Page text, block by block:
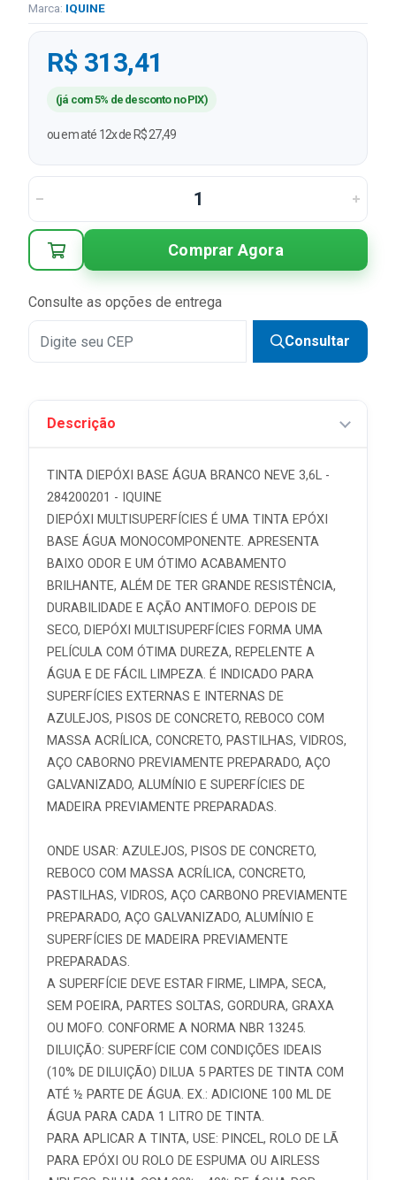
Marca: IQUINE
R$ 313,41
(já com 5% de desconto no PIX)
ou em até 12x de R$ 27,49
Comprar Agora
Consulte as opções de entrega
Consultar
Descrição
TINTA DIEPÓXI BASE ÁGUA BRANCO NEVE 3,6L -
284200201 - IQUINE
DIEPÓXI MULTISUPERFÍCIES É UMA TINTA EPÓXI
BASE ÁGUA MONOCOMPONENTE. APRESENTA
BAIXO ODOR E UM ÓTIMO ACABAMENTO
BRILHANTE, ALÉM DE TER GRANDE RESISTÊNCIA,
DURABILIDADE E AÇÃO ANTIMOFO. DEPOIS DE
SECO, DIEPÓXI MULTISUPERFÍCIES FORMA UMA
PELÍCULA COM ÓTIMA DUREZA, REPELENTE A
ÁGUA E DE FÁCIL LIMPEZA. É INDICADO PARA
SUPERFÍCIES EXTERNAS E INTERNAS DE
AZULEJOS, PISOS DE CONCRETO, REBOCO COM
MASSA ACRÍLICA, CONCRETO, PASTILHAS, VIDROS,
AÇO CABORNO PREVIAMENTE PREPARADO, AÇO
GALVANIZADO, ALUMÍNIO E SUPERFÍCIES DE
MADEIRA PREVIAMENTE PREPARADAS.
ONDE USAR: AZULEJOS, PISOS DE CONCRETO,
REBOCO COM MASSA ACRÍLICA, CONCRETO,
PASTILHAS, VIDROS, AÇO CARBONO PREVIAMENTE
PREPARADO, AÇO GALVANIZADO, ALUMÍNIO E
SUPERFÍCIES DE MADEIRA PREVIAMENTE
PREPARADAS.
A SUPERFÍCIE DEVE ESTAR FIRME, LIMPA, SECA,
SEM POEIRA, PARTES SOLTAS, GORDURA, GRAXA
OU MOFO. CONFORME A NORMA NBR 13245.
DILUIÇÃO: SUPERFÍCIE COM CONDIÇÕES IDEAIS
(10% DE DILUIÇÃO) DILUA 5 PARTES DE TINTA COM
ATÉ ½ PARTE DE ÁGUA. EX.: ADICIONE 100 ML DE
ÁGUA PARA CADA 1 LITRO DE TINTA.
PARA APLICAR A TINTA, USE: PINCEL, ROLO DE LÃ
PARA EPÓXI OU ROLO DE ESPUMA OU AIRLESS